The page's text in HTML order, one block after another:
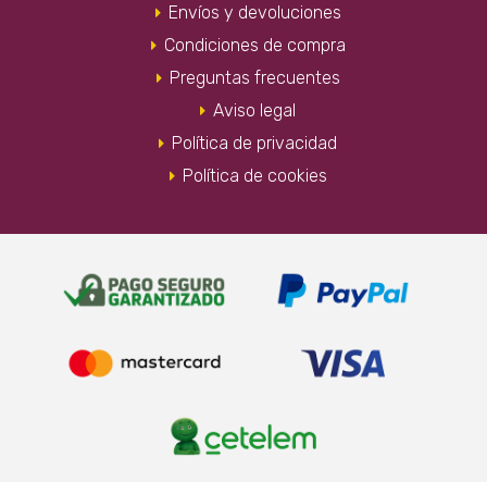
Envíos y devoluciones
Condiciones de compra
Preguntas frecuentes
Aviso legal
Política de privacidad
Política de cookies